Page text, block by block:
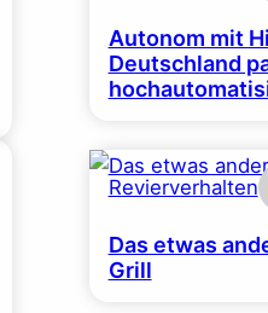
Autonom mit
Deutschland
Revierverhalten
Das etwas
Grill